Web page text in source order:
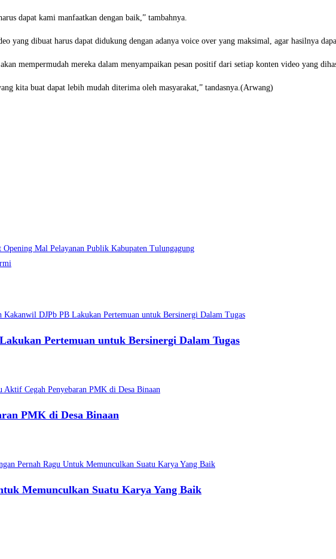
dapat kami manfaatkan dengan baik,” tambahnya.
yang dibuat harus dapat didukung dengan adanya voice over yang maksimal, agar hasilnya
mempermudah mereka dalam menyampaikan pesan positif dari setiap konten video yang
kita buat dapat lebih mudah diterima oleh masyarakat,” tandasnya.(Arwang)
Mal Pelayanan Publik Kabupaten Tulungagung
Pertemuan untuk Bersinergi Dalam Tugas
PMK di Desa Binaan
Memunculkan Suatu Karya Yang Baik